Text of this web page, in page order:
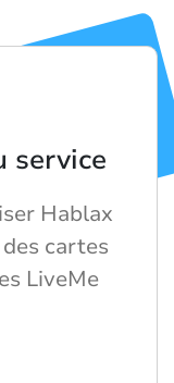
service
Hablax
cartes
LiveMe